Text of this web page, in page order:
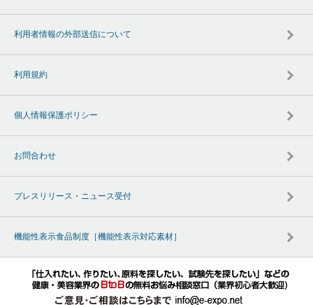
利用者情報の外部送信について
利用規約
個人情報保護ポリシー
お問合わせ
プレスリリース・ニュース受付
機能性表示食品制度［機能性表示対応素材］